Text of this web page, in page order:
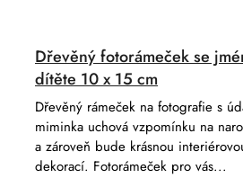
Dřevěný fotorámeček se
dítěte 10 x 15 cm
Dřevěný rámeček na fotografie s
miminka uchová vzpomínku na
a zároveň bude krásnou
dekorací. Fotorámeček pro vás...